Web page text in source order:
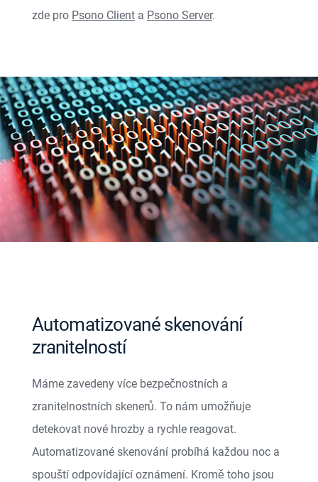
zde pro Psono Client a Psono Server.
Automatizované skenování
zranitelností
Máme zavedeny více bezpečnostních a
zranitelnostních skenerů. To nám umožňuje
detekovat nové hrozby a rychle reagovat.
Automatizované skenování probíhá každou noc a
spouští odpovídající oznámení. Kromě toho jsou